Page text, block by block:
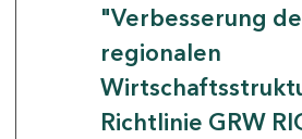
"Verbesserung
regionalen
Richtlinie GRW